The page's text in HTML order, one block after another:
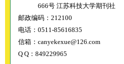
666号 江苏科技大学期刊社
邮政编码：212100
电话：0511-85616835
信箱：canyekexue@126.com
Q Q：849229965